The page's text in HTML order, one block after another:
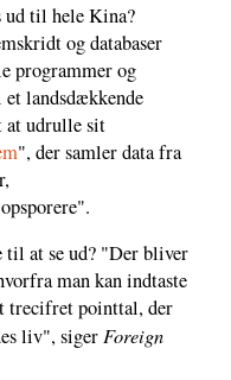
ud til hele Kina?
og databaser
programmer og
landsdækkende
at udrulle sit
", der samler data fra
at se ud? "Der bliver
man kan indtaste
trecifret pointtal, der
liv", siger Foreign